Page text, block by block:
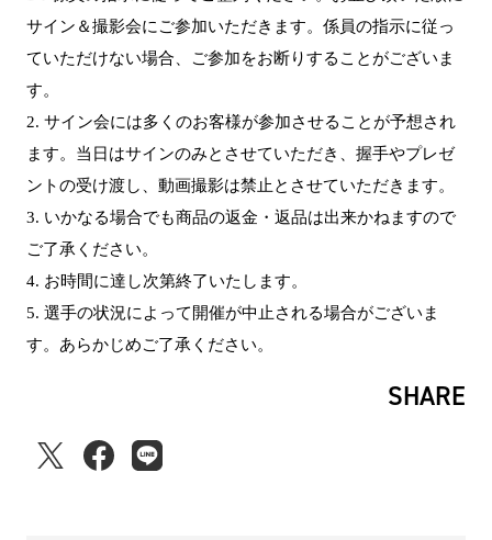
サイン＆撮影会にご参加いただきます。係員の指示に従っ
ていただけない場合、ご参加をお断りすることがございま
す。
2. サイン会には多くのお客様が参加させることが予想され
ます。当日はサインのみとさせていただき、握手やプレゼ
ントの受け渡し、動画撮影は禁止とさせていただきます。
3. いかなる場合でも商品の返金・返品は出来かねますので
ご了承ください。
4. お時間に達し次第終了いたします。
5. 選手の状況によって開催が中止される場合がございま
す。あらかじめご了承ください。
SHARE